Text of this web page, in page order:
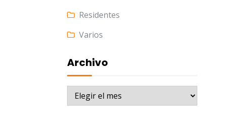
Residentes
Varios
Archivo
Archivo